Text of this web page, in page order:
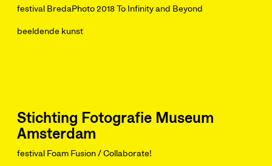
festival BredaPhoto 2018 To Infinity and Beyond
beeldende kunst
Stichting Fotografie Museum
Amsterdam
festival Foam Fusion / Collaborate!